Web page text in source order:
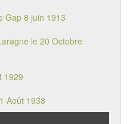
Gap 8 juin 1913
le 20 Octobre
1929
Août 1938